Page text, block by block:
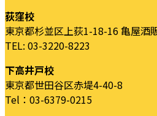
荻窪校
東京都杉並区上荻1-18-16 亀屋酒
TEL: 03-3220-8223
下高井戸校
東京都世田谷区赤堤4-40-8
Tel：03-6379-0215